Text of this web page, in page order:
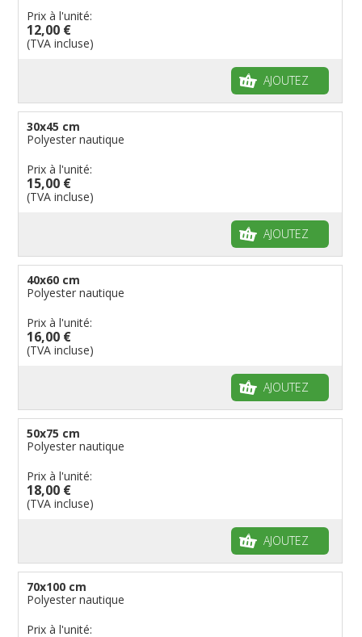
Prix à l'unité:
12,00 €
(TVA incluse)
AJOUTEZ
30x45 cm
Polyester nautique
Prix à l'unité:
15,00 €
(TVA incluse)
AJOUTEZ
40x60 cm
Polyester nautique
Prix à l'unité:
16,00 €
(TVA incluse)
AJOUTEZ
50x75 cm
Polyester nautique
Prix à l'unité:
18,00 €
(TVA incluse)
AJOUTEZ
70x100 cm
Polyester nautique
Prix à l'unité: